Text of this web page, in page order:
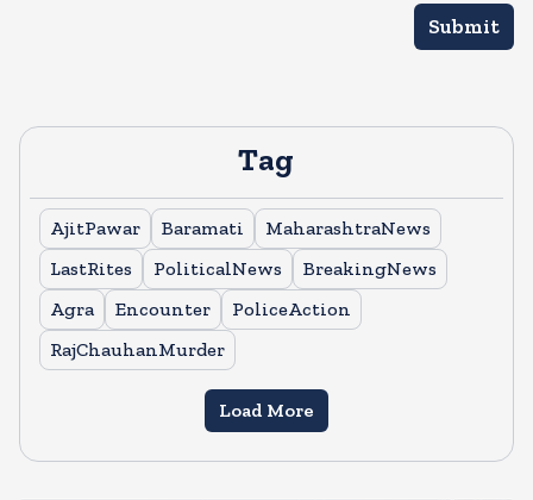
Submit
Tag
AjitPawar Baramati
MaharashtraNews
LastRites
PoliticalNews
BreakingNews
Agra
Encounter
PoliceAction
RajChauhanMurder
Load More